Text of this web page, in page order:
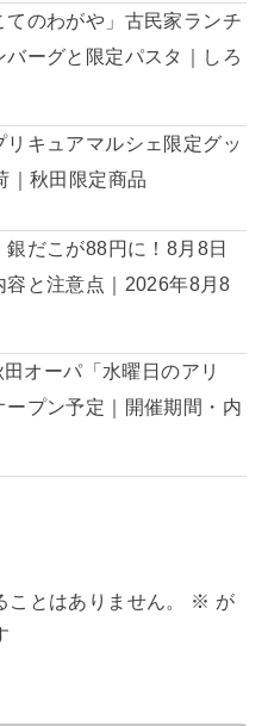
てのわがや」古民家ランチ
バーグと限定パスタ｜しろ
リキュアマルシェ限定グッ
｜秋田限定商品
銀だこが88円に！8月8日
容と注意点｜2026年8月8
田オーパ「水曜日のアリ
ープン予定｜開催期間・内
とはありません。 ※ が